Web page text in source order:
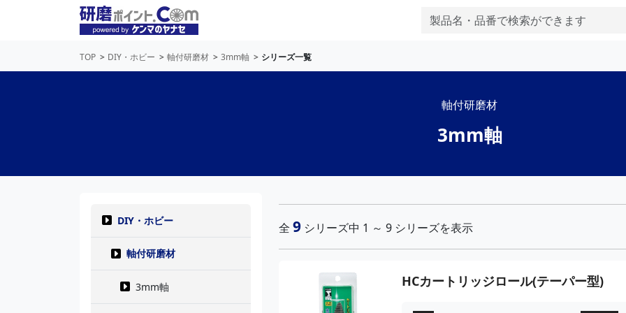
TOP DIY・ホビー 軸付研磨材 3mm軸 シリーズ一覧
軸付研磨材
3mm軸
DIY・ホビー
軸付研磨材
3mm軸
全 9 シリーズ中 1 ～ 9 シリーズを表示
HCカートリッジロール(テーパー型)